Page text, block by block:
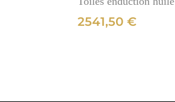
2541,50€